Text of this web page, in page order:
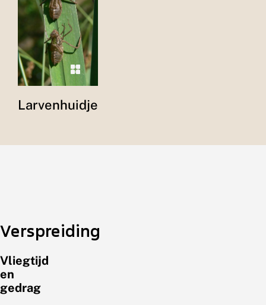
Larvenhuidje
Verspreiding
Vliegtijd
en
gedrag